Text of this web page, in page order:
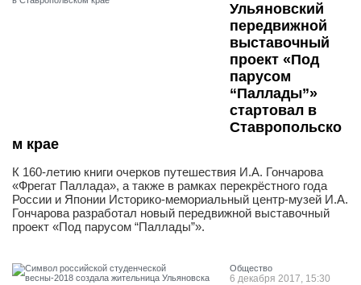
Ульяновский
передвижной
выставочный
проект «Под
парусом
“Паллады”»
стартовал в
Ставропольско
м крае
К 160-летию книги очерков путешествия И.А. Гончарова
«Фрегат Паллада», а также в рамках перекрёстного года
России и Японии Историко-мемориальный центр-музей И.А.
Гончарова разработал новый передвижной выставочный
проект «Под парусом “Паллады”».
Общество
6 декабря 2017, 15:30